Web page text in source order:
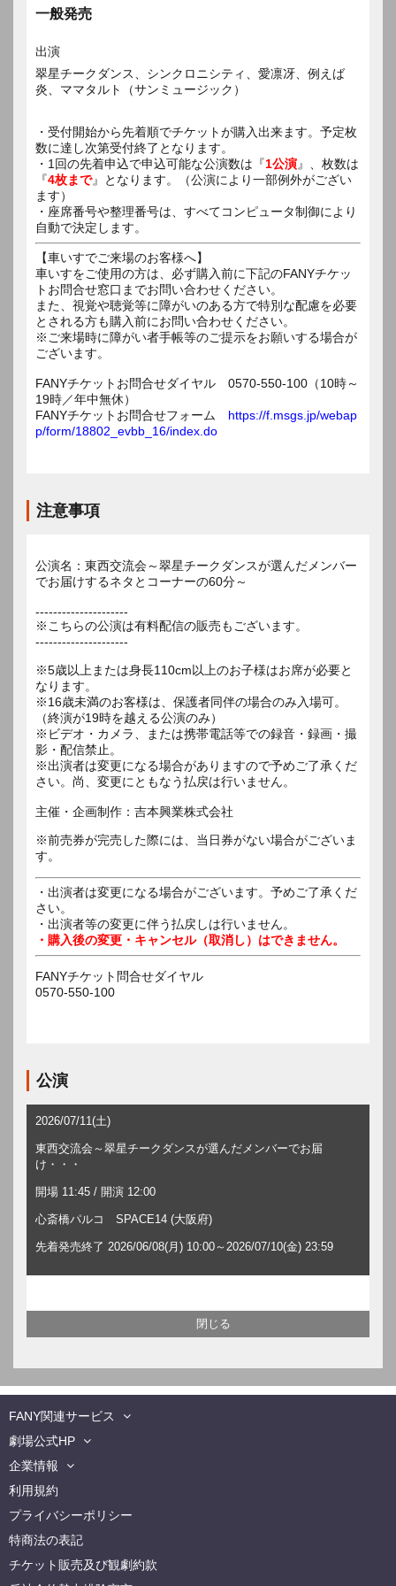
一般発売
出演
翠星チークダンス、シンクロニシティ、愛凛冴、例えば
炎、ママタルト（サンミュージック）
・受付開始から先着順でチケットが購入出来ます。予定枚
数に達し次第受付終了となります。
・1回の先着申込で申込可能な公演数は『1公演』、枚数は
『4枚まで』となります。（公演により一部例外がござい
ます）
・座席番号や整理番号は、すべてコンピュータ制御により
自動で決定します。
【車いすでご来場のお客様へ】
車いすをご使用の方は、必ず購入前に下記のFANYチケッ
トお問合せ窓口までお問い合わせください。
また、視覚や聴覚等に障がいのある方で特別な配慮を必要
とされる方も購入前にお問い合わせください。
※ご来場時に障がい者手帳等のご提示をお願いする場合が
ございます。
FANYチケットお問合せダイヤル 0570-550-100（10時～
19時／年中無休）
FANYチケットお問合せフォーム https://f.msgs.jp/webap
p/form/18802_evbb_16/index.do
注意事項
公演名：東西交流会～翠星チークダンスが選んだメンバー
でお届けするネタとコーナーの60分～
---------------------
※こちらの公演は有料配信の販売もございます。
---------------------
※5歳以上または身長110cm以上のお子様はお席が必要と
なります。
※16歳未満のお客様は、保護者同伴の場合のみ入場可。
（終演が19時を越える公演のみ）
※ビデオ・カメラ、または携帯電話等での録音・録画・撮
影・配信禁止。
※出演者は変更になる場合がありますので予めご了承くだ
さい。尚、変更にともなう払戻は行いません。
主催・企画制作：吉本興業株式会社
※前売券が完売した際には、当日券がない場合がございま
す。
・出演者は変更になる場合がございます。予めご了承くだ
さい。
・出演者等の変更に伴う払戻しは行いません。
・購入後の変更・キャンセル（取消し）はできません。
FANYチケット問合せダイヤル
0570-550-100
公演
2026/07/11(土)
東西交流会～翠星チークダンスが選んだメンバーでお届
け・・・
開場 11:45 / 開演 12:00
心斎橋パルコ SPACE14 (大阪府)
先着発売終了 2026/06/08(月) 10:00～2026/07/10(金) 23:59
FANY関連サービス
劇場公式HP
企業情報
利用規約
プライバシーポリシー
特商法の表記
チケット販売及び観劇約款